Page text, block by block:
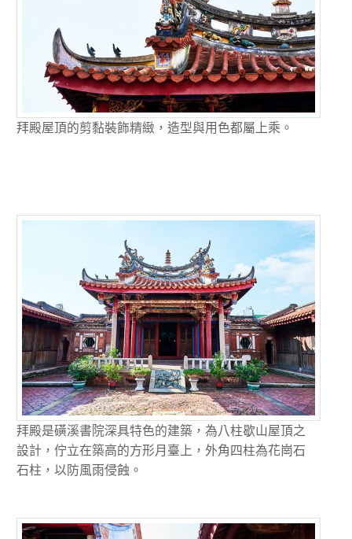
拜殿屋頂的剪黏裝飾精緻，造型與用色都屬上乘。
拜殿是磺溪書院深具特色的建築，為八柱歇山屋頂之
設計，佇立在築高的方形月臺上，外角四柱為花崗石
石柱，以防風雨侵蝕。